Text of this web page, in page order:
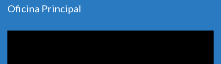
Oficina Principal